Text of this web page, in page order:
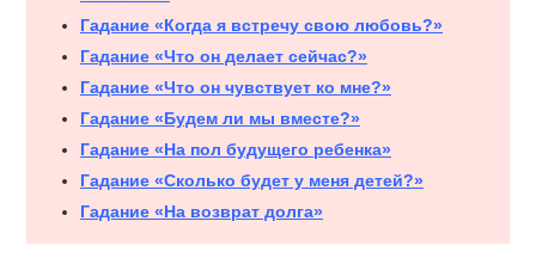
Гадание «Когда я встречу свою любовь?»
Гадание «Что он делает сейчас?»
Гадание «Что он чувствует ко мне?»
Гадание «Будем ли мы вместе?»
Гадание «На пол будущего ребенка»
Гадание «Сколько будет у меня детей?»
Гадание «На возврат долга»